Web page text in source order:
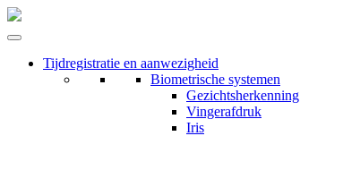
Tijdregistratie en aanwezigheid
Biometrische systemen
Gezichtsherkenning
Vingerafdruk
Iris